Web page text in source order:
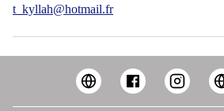
t_kyllah@hotmail.fr